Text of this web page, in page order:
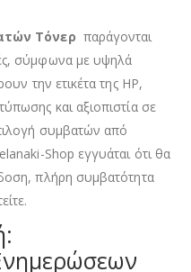
Τόνερ παράγονται
σύμφωνα με υψηλά
την ετικέτα της HP,
και αξιοπιστία σε
συμβατών από
Shop εγγυάται ότι θα
πλήρη συμβατότητα